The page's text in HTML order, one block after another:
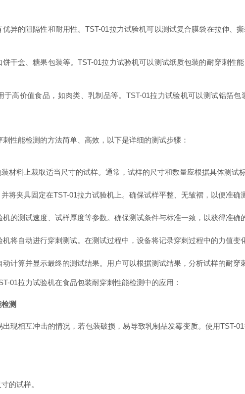
异的阻隔性和耐用性。TST-01拉力试验机可以测试复合膜袋在拉伸、
干盒、糖果包装等。TST-01拉力试验机可以测试纸质包装的耐穿刺性
高价值食品，如肉类、乳制品等。TST-01拉力试验机可以测试铝箔
性能检测的方法简单、高效，以下是详细的测试步骤：
材料上裁取适当尺寸的试样。通常，试样的尺寸和数量应根据具体测试
将夹具固定在TST-01拉力试验机上。确保试样平整、无皱褶，以便准确
的测试速度、试样厚度等参数。确保测试条件与标准一致，以获得准确
将自动进行穿刺测试。在测试过程中，设备将记录穿刺过程中的力值变
计算并显示最终的测试结果。用户可以根据测试结果，分析试样的耐穿
01拉力试验机在食品包装耐穿刺性能检测中的应用：
测
现相互冲击的情况，若包装破损，易导致乳制品发霉变质。使用TST-
的试样。